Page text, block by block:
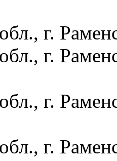
г.
г.
г.
г.